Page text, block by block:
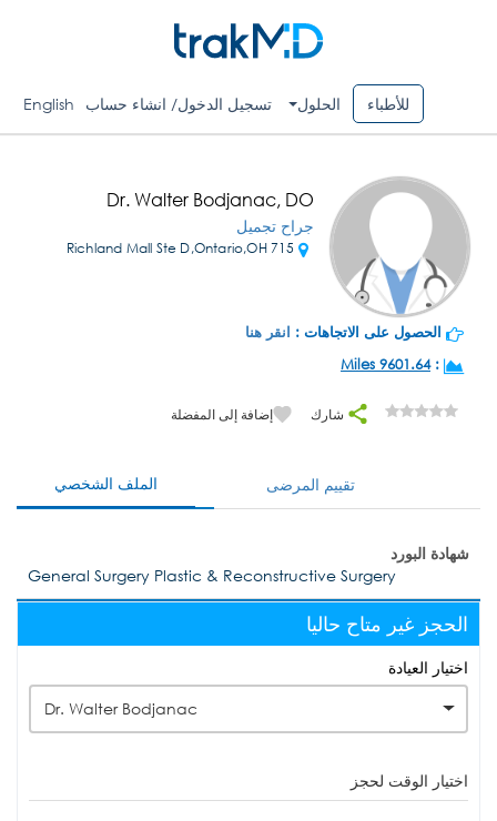
للأطباء الحلول تسجيل الدخول/ انشاء حساب English
Dr. Walter Bodjanac, DO
جراح تجميل
الحصول على الاتجاهات : انقر هنا
:
9601.64 Miles
شارك إضافة إلى المفضلة
الملف الشخصي تقييم المرضى
شهادة البورد
General Surgery Plastic & Reconstructive Surgery
الحجز غير متاح حاليا
اختيار العيادة
Dr. Walter Bodjanac
اختيار الوقت لحجز